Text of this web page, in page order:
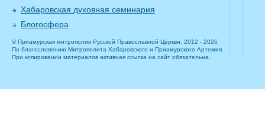
Хабаровская духовная семинария
Блогосфера
© Приамурская митрополия Русской Православной Церкви, 2012 - 2026
По благословению Митрополита Хабаровского и Приамурского Артемия.
При копировании материалов активная ссылка на сайт обязательна.